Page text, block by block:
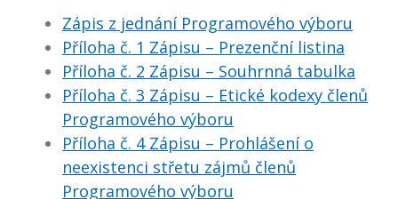
Zápis z jednání Programového výboru
Příloha č. 1 Zápisu – Prezenční listina
Příloha č. 2 Zápisu – Souhrnná tabulka
Příloha č. 3 Zápisu – Etické kodexy členů
Programového výboru
Příloha č. 4 Zápisu – Prohlášení o
neexistenci střetu zájmů členů
Programového výboru